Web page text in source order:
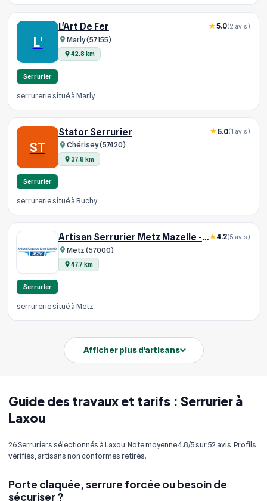
Guide des travaux et tarifs : Serrurier à
Laxou
26 Serruriers sélectionnés à Laxou. Note moyenne 4.8/5 sur 52 avis. Profils
vérifiés, artisans non conformes retirés.
Porte claquée, serrure forcée ou besoin de
sécuriser ?
L'
L'Art De Fer
Marly (57155)
42.8 km
5.0(2 avis)
Serrurier
serrurerie situé à Marly
ST
Stator Serrurier
Chérisey (57420)
37.8 km
5.0(1 avis)
Serrurier
serrurerie situé à Buchy
Artisan Serrurier Metz Mazelle - AS2M
Metz (57000)
47.7 km
4.2(5 avis)
Serrurier
serrurerie situé à Metz
Afficher plus d'artisans